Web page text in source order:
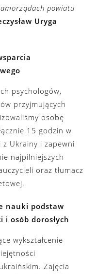
powiatu
Uryga
psychologów,
przyjmujących
osobę
15 godzin w
Ukrainy i zapewni
najpilniejszych
oraz tłumacz
nauki podstaw
i osób dorosłych
wykształcenie
Zajęcia